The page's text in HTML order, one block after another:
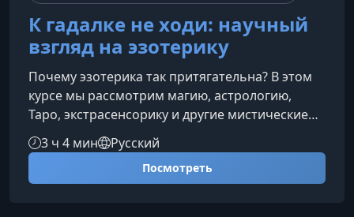
К гадалке не ходи: научный
взгляд на эзотерику
Почему эзотерика так притягательна? В этом
курсе мы рассмотрим магию, астрологию,
Таро, экстрасенсорику и другие мистические
практики с научной точки зрения. Вы узнаете,
какие психологические механизмы стоят за
верой в сверхъестественное, как отличить
научный подход от псевдонауки и какие
3 ч 4 мин Русский
Посмотреть